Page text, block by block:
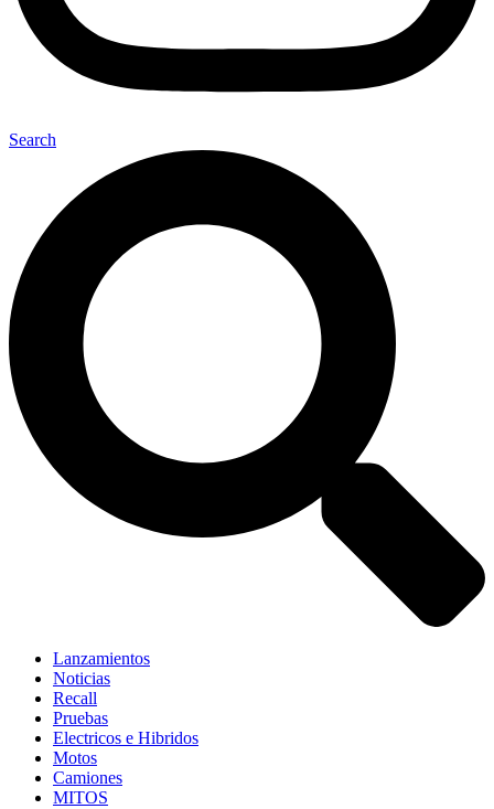
Search
Lanzamientos
Noticias
Recall
Pruebas
Electricos e Hibridos
Motos
Camiones
MITOS